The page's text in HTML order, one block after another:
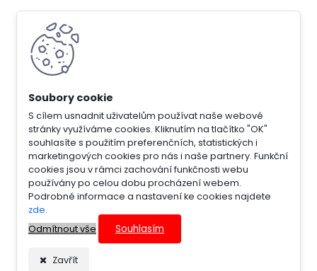
S cílem usnadnit uživatelům používat naše webové
stránky využíváme cookies. Kliknutím na tlačítko "OK"
souhlasíte s použitím preferenčních, statistických i
marketingových cookies pro nás i naše partnery. Funkční
cookies jsou v rámci zachování funkčnosti webu
používány po celou dobu procházení webem.
Podrobné informace a nastavení ke cookies najdete
zde.
Odmítnout vše
Souhlasím
Zavřít